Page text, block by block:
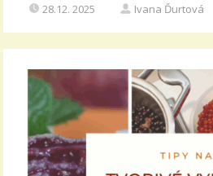
28.12. 2025 Ivana Ďurtová